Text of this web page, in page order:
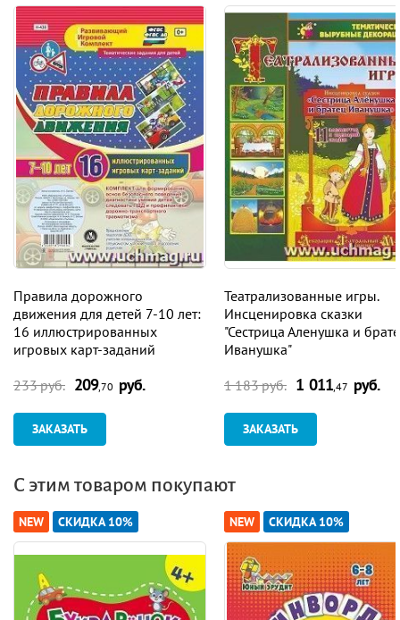
Правила дорожного
движения для детей 7-10 лет:
16 иллюстрированных
игровых карт-заданий
233 руб. 209,70 руб.
ЗАКАЗАТЬ
Театрализованные игры.
Инсценировка сказки
"Сестрица Аленушка и
Иванушка"
1 183 руб. 1 011,47 руб.
ЗАКАЗАТЬ
С этим товаром покупают
NEW СКИДКА 10% NEW СКИДКА 10%